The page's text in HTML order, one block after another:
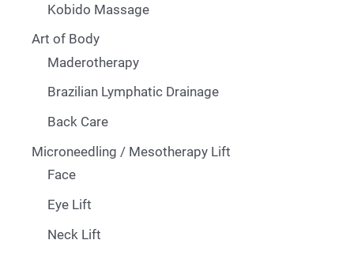
Kobido Massage
Art of Body
Maderotherapy
Brazilian Lymphatic Drainage
Back Care
Microneedling / Mesotherapy Lift
Face
Eye Lift
Neck Lift